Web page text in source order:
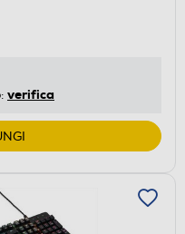
verifica